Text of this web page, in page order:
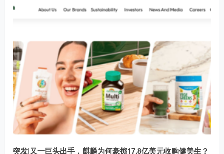
突发|又一巨头出手，麒麟为何豪掷17.8亿美元收购健美生？